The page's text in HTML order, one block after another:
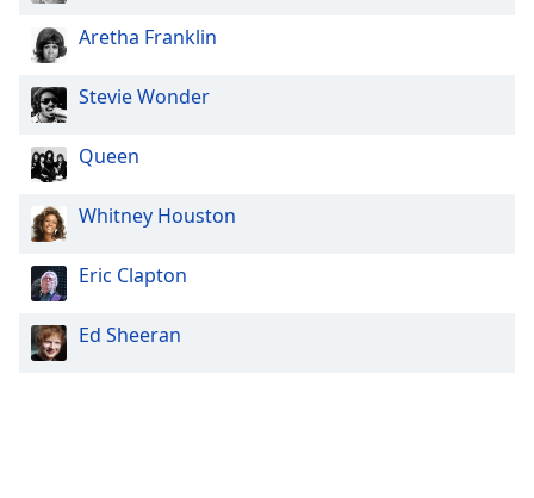
Aretha Franklin
Stevie Wonder
Queen
Whitney Houston
Eric Clapton
Ed Sheeran